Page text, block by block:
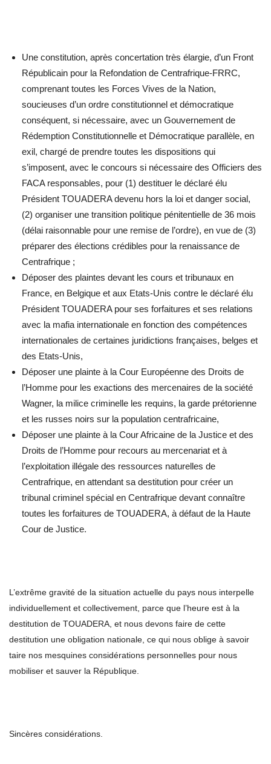
Une constitution, après concertation très élargie, d’un Front
Républicain pour la Refondation de Centrafrique-FRRC,
comprenant toutes les Forces Vives de la Nation,
soucieuses d’un ordre constitutionnel et démocratique
conséquent, si nécessaire, avec un Gouvernement de
Rédemption Constitutionnelle et Démocratique parallèle, en
exil, chargé de prendre toutes les dispositions qui
s’imposent, avec le concours si nécessaire des Officiers des
FACA responsables, pour (1) destituer le déclaré élu
Président TOUADERA devenu hors la loi et danger social,
(2) organiser une transition politique pénitentielle de 36 mois
(délai raisonnable pour une remise de l’ordre), en vue de (3)
préparer des élections crédibles pour la renaissance de
Centrafrique ;
Déposer des plaintes devant les cours et tribunaux en
France, en Belgique et aux Etats-Unis contre le déclaré élu
Président TOUADERA pour ses forfaitures et ses relations
avec la mafia internationale en fonction des compétences
internationales de certaines juridictions françaises, belges et
des Etats-Unis,
Déposer une plainte à la Cour Européenne des Droits de
l’Homme pour les exactions des mercenaires de la société
Wagner, la milice criminelle les requins, la garde prétorienne
et les russes noirs sur la population centrafricaine,
Déposer une plainte à la Cour Africaine de la Justice et des
Droits de l’Homme pour recours au mercenariat et à
l’exploitation illégale des ressources naturelles de
Centrafrique, en attendant sa destitution pour créer un
tribunal criminel spécial en Centrafrique devant connaître
toutes les forfaitures de TOUADERA, à défaut de la Haute
Cour de Justice.
L’extrême gravité de la situation actuelle du pays nous interpelle
individuellement et collectivement, parce que l’heure est à la
destitution de TOUADERA, et nous devons faire de cette
destitution une obligation nationale, ce qui nous oblige à savoir
taire nos mesquines considérations personnelles pour nous
mobiliser et sauver la République.
Sincères considérations.